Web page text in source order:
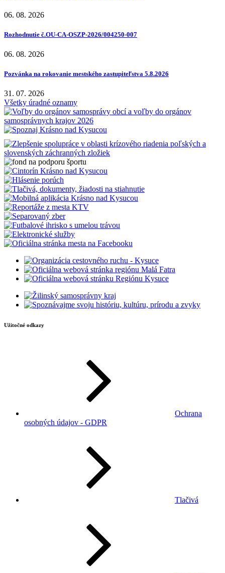
06. 08. 2026
Rozhodnutie č.OU-CA-OSZP-2026/004250-007
06. 08. 2026
Pozvánka na rokovanie mestského zastupiteľstva 5.8.2026
31. 07. 2026
Všetky úradné oznamy
Užitočné odkazy
Ochrana
osobných údajov - GDPR
Tlačivá